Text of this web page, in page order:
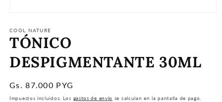
multimedia
1
en
ventana
modal
COOL NATURE
TÓNICO
DESPIGMENTANTE 30ML
Precio
habitual
Gs. 87.000 PYG
Impuestos incluidos. Los gastos de envío se calculan en la pantalla de pago.